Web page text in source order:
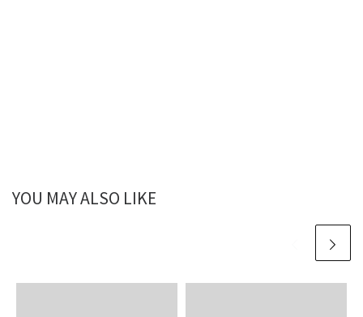
YOU MAY ALSO LIKE